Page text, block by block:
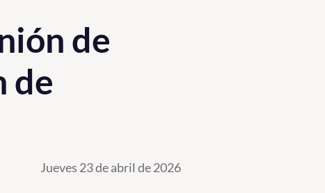
de
de
Jueves 23 de abril de 2026